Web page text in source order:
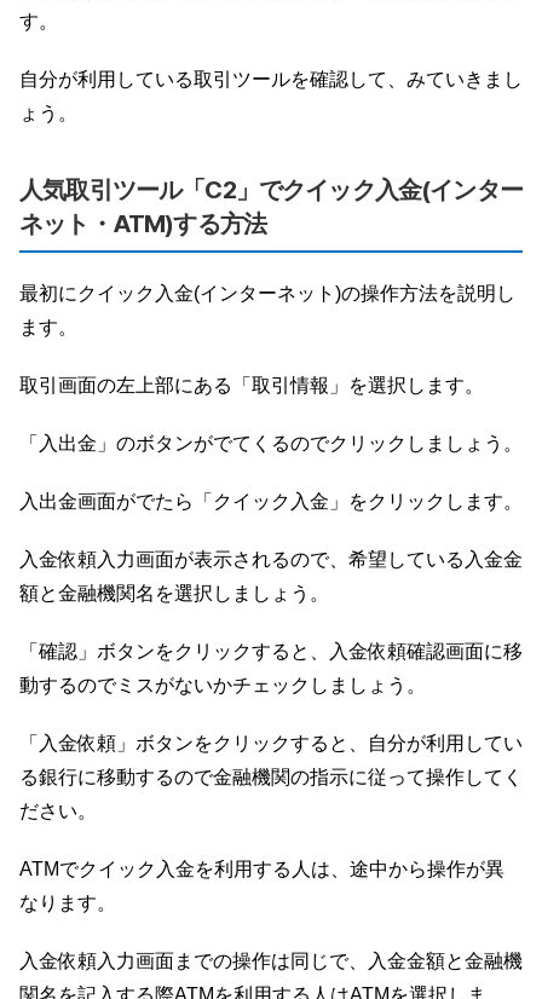
す。
自分が利用している取引ツールを確認して、みていきまし
ょう。
人気取引ツール「C2」でクイック入金(インター
ネット・ATM)する方法
最初にクイック入金(インターネット)の操作方法を説明し
ます。
取引画面の左上部にある「取引情報」を選択します。
「入出金」のボタンがでてくるのでクリックしましょう。
入出金画面がでたら「クイック入金」をクリックします。
入金依頼入力画面が表示されるので、希望している入金金
額と金融機関名を選択しましょう。
「確認」ボタンをクリックすると、入金依頼確認画面に移
動するのでミスがないかチェックしましょう。
「入金依頼」ボタンをクリックすると、自分が利用してい
る銀行に移動するので金融機関の指示に従って操作してく
ださい。
ATMでクイック入金を利用する人は、途中から操作が異
なります。
入金依頼入力画面までの操作は同じで、入金金額と金融機